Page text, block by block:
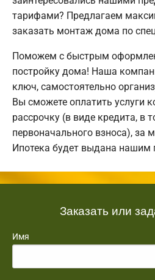
тарифами? Предлагаем
заказать монтаж дома по
Поможем с быстрым
постройку дома! Наша
ключ, самостоятельно
Вы сможете оплатить услуги
рассрочку (в виде кредита, в
первоначального взноса), за
Ипотека будет выдана нашим
Заказать или
Имя